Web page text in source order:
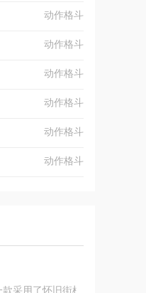
动作格斗
动作格斗
动作格斗
动作格斗
动作格斗
动作格斗
款采用了怀旧街机风格的格斗